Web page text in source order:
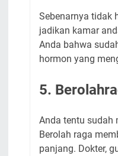
Sebenarnya tidak
jadikan kamar
Anda bahwa
hormon yang
5.
Anda tentu sudah
Berolah raga
panjang. Dokter,